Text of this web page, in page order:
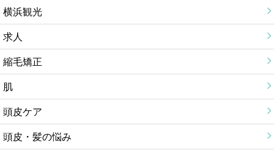
横浜観光
求人
縮毛矯正
肌
頭皮ケア
頭皮・髪の悩み